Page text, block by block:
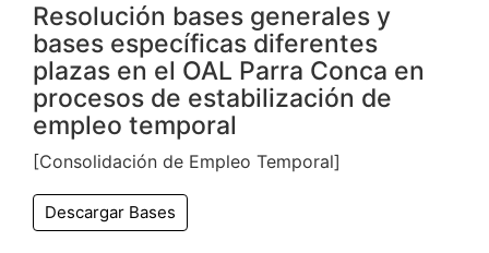
Resolución bases generales y
bases específicas diferentes
plazas en el OAL Parra Conca en
procesos de estabilización de
empleo temporal
[Consolidación de Empleo Temporal]
Descargar Bases